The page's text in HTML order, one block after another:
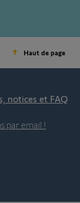
Haut de page
notices et FAQ
par email !